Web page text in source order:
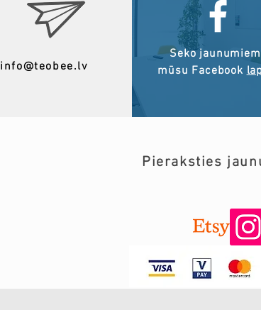
Pieraksties
info@teobee.lv
Seko jaunumiem
mūsu Facebook